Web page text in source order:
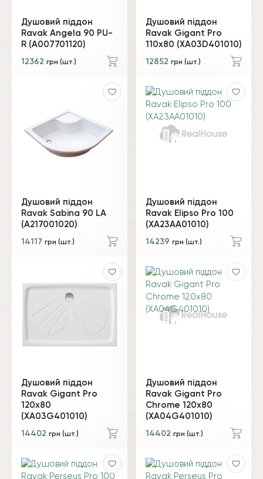
Душовий піддон
Ravak Angela 90 PU-
R (A007701120)
12362 грн (шт.)
Душовий піддон
Ravak Gigant Pro
110х80 (XA03D401010)
12852 грн (шт.)
Душовий піддон
Ravak Sabina 90 LA
(A217001020)
14117 грн (шт.)
Душовий піддон
Ravak Elipso Pro 100
(XA23AA01010)
14239 грн (шт.)
Душовий піддон
Ravak Gigant Pro
120х80
(XA03G401010)
14402 грн (шт.)
Душовий піддон
Ravak Gigant Pro
Chrome 120х80
(XA04G401010)
14402 грн (шт.)